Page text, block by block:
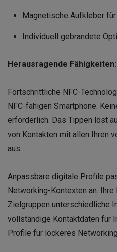
Magnetische Aufkleber für
Individuell gebrandete
Herausragende Fähigkeiten:
Fortschrittliche NFC-
NFC-fähigen Smartphone.
erforderlich. Das Tippen löst
von Kontakten mit allen Ihren
aus.
Anpassbare digitale Profile
Networking-Kontexten an.
Zielgruppen unterschiedliche
vollständige Kontaktdaten für
Profile für lockeres